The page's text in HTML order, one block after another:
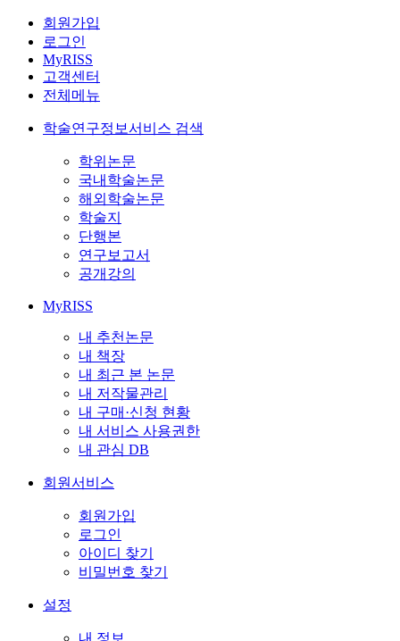
회원가입
로그인
MyRISS
고객센터
전체메뉴
학술연구정보서비스 검색
학위논문
국내학술논문
해외학술논문
학술지
단행본
연구보고서
공개강의
MyRISS
내 추천논문
내 책장
내 최근 본 논문
내 저작물관리
내 구매·신청 현황
내 서비스 사용권한
내 관심 DB
회원서비스
회원가입
로그인
아이디 찾기
비밀번호 찾기
설정
내 정보